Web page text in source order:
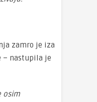
zamro je iza
– nastupila je
osim